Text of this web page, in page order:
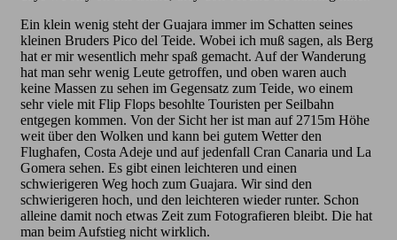
Ein klein wenig steht der Guajara immer im Schatten seines
kleinen Bruders Pico del Teide. Wobei ich muß sagen, als Berg
hat er mir wesentlich mehr spaß gemacht. Auf der Wanderung
hat man sehr wenig Leute getroffen, und oben waren auch
keine Massen zu sehen im Gegensatz zum Teide, wo einem
sehr viele mit Flip Flops besohlte Touristen per Seilbahn
entgegen kommen. Von der Sicht her ist man auf 2715m Höhe
weit über den Wolken und kann bei gutem Wetter den
Flughafen, Costa Adeje und auf jedenfall Cran Canaria und La
Gomera sehen. Es gibt einen leichteren und einen
schwierigeren Weg hoch zum Guajara. Wir sind den
schwierigeren hoch, und den leichteren wieder runter. Schon
alleine damit noch etwas Zeit zum Fotografieren bleibt. Die hat
man beim Aufstieg nicht wirklich.